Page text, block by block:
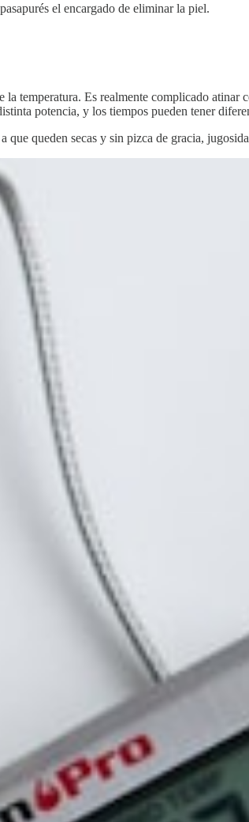
el encargado de eliminar la piel.
temperatura. Es realmente complicado
potencia, y los tiempos pueden tener
que queden secas y sin pizca de gracia,